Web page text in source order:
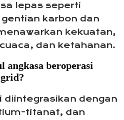
lepas seperti
karbon dan
kekuatan,
dan ketahanan.
angkasa beroperasi
diintegrasikan dengan
titanat, dan